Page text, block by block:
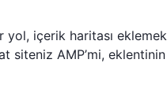
yol, içerik haritası eklemek
siteniz AMP’mi, eklentinin